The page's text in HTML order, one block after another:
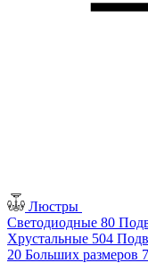
Люстры
Светодиодные 80
Хрустальные 504
20 Больших размеров